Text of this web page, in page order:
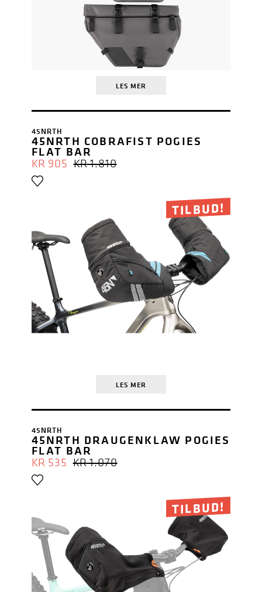
LES MER
TILBUD!
45NRTH
45NRTH COBRAFIST POGIES
FLAT BAR
KR1.810OPPRINNELIG
KR905
NÅVÆRENDE
LES MER
TILBUD!
45NRTH
45NRTH DRAUGENKLAW POGIES
FLAT BAR
KR1.070OPPRINNELIG
KR535
NÅVÆRENDE